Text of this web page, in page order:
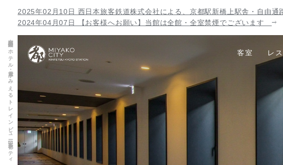
京都駅直結のホテル・電車がみえるトレインビュー客室【都シティ近鉄京都駅】サイトマップ 客室 レ
2025年02月10日 西日本旅客鉄道株式会社による、京都駅新橋上駅舎・自由
2024年04月07日 【お客様へお願い】当館は全館・全室禁煙でございます